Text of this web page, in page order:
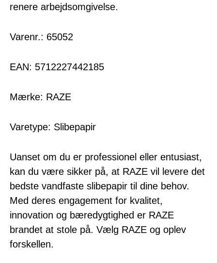
renere arbejdsomgivelse.
Varenr.: 65052
EAN: 5712227442185
Mærke: RAZE
Varetype: Slibepapir
Uanset om du er professionel eller entusiast,
kan du være sikker på, at RAZE vil levere det
bedste vandfaste slibepapir til dine behov.
Med deres engagement for kvalitet,
innovation og bæredygtighed er RAZE
brandet at stole på. Vælg RAZE og oplev
forskellen.